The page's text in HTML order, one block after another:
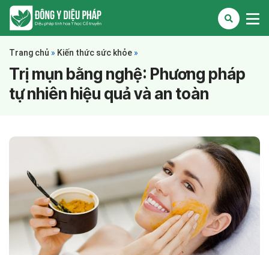
Trang chủ » Kiến thức sức khỏe »
Trị mụn bằng nghệ: Phương pháp
tự nhiên hiệu quả và an toàn